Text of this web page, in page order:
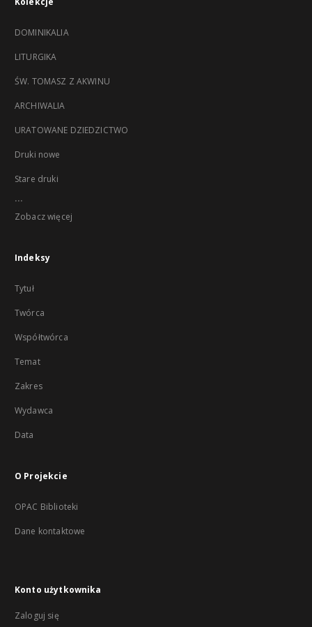
DOMINIKALIA
LITURGIKA
ŚW. TOMASZ Z AKWINU
ARCHIWALIA
URATOWANE DZIEDZICTWO
Druki nowe
Stare druki
...
Zobacz więcej
Indeksy
Tytuł
Twórca
Współtwórca
Temat
Zakres
Wydawca
Data
O Projekcie
OPAC Biblioteki
Dane kontaktowe
Konto użytkownika
Zaloguj się